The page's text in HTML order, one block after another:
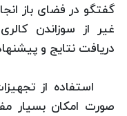
گفتگو در فضای باز
غیر از سوزاندن
دریافت نتایج و
استفاده از
صورت امکان بسیار